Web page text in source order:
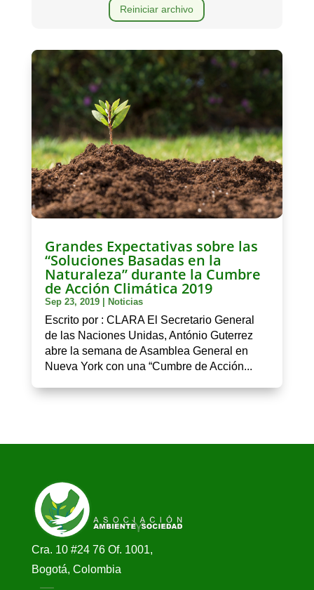
Reiniciar archivo
Grandes Expectativas sobre las
“Soluciones Basadas en la
Naturaleza” durante la Cumbre
de Acción Climática 2019
Sep 23, 2019| Noticias
Escrito por : CLARA El Secretario General
de las Naciones Unidas, António Guterrez
abre la semana de Asamblea General en
Nueva York con una “Cumbre de Acción...
Cra. 10 #24 76 Of. 1001,
Bogotá, Colombia